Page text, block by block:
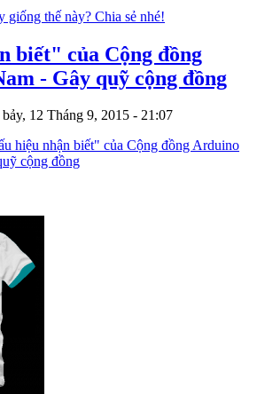
thế này? Chia sẻ nhé!
biết" của Cộng đồng
- Gây quỹ cộng đồng
12 Tháng 9, 2015 - 21:07
hiệu nhận biết" của Cộng đồng Arduino
cộng đồng